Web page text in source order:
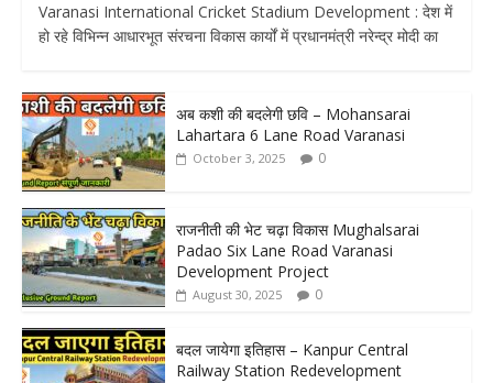
Varanasi International Cricket Stadium Development : देश में
हो रहे विभिन्न आधारभूत संरचना विकास कार्यों में प्रधानमंत्री नरेन्द्र मोदी का
अब कशी की बदलेगी छवि – Mohansarai
Lahartara 6 Lane Road Varanasi
October 3, 2025 0
राजनीती की भेट चढ़ा विकास Mughalsarai
Padao Six Lane Road Varanasi
Development Project
August 30, 2025 0
बदल जायेगा इतिहास – Kanpur Central
Railway Station Redevelopment